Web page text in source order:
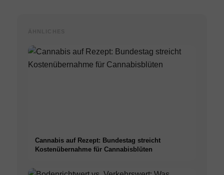
Cannabis auf Rezept: Bundestag streicht
Kostenübernahme für Cannabisblüten